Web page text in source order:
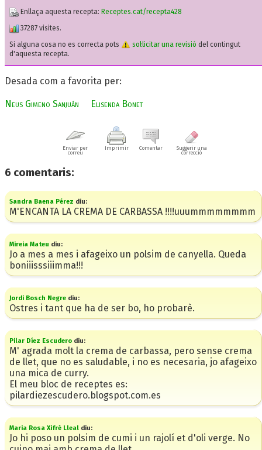
Enllaça aquesta recepta: Receptes.cat/recepta428
37287 visites.
Si alguna cosa no es correcta pots
sol·licitar una revisió del contingut
d'aquesta recepta.
Desada com a favorita per:
Neus Gimeno Sanjuán Elisenda Bonet
Enviar per
correu
Imprimir Comentar
Suggerir una
correcció
6 comentaris:
Sandra Baena Pérez diu:
M'ENCANTA LA CREMA DE CARBASSA !!!!uuummmmmmmm
Mireia Mateu diu:
Jo a mes a mes i afageixo un polsim de canyella. Queda
boniiisssiiimma!!!
Jordi Bosch Negre diu:
Ostres i tant que ha de ser bo, ho probarè.
Pilar Díez Escudero diu:
M' agrada molt la crema de carbassa, pero sense crema
de llet, que no es saludable, i no es necesaria, jo afageixo
una mica de curry.
El meu bloc de receptes es:
pilardiezescudero.blogspot.com.es
Maria Rosa Xifré Lleal diu:
Jo hi poso un polsim de cumi i un rajolí et d'oli verge. No